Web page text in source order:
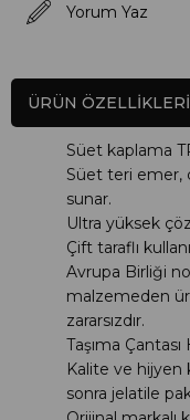
Yorum Yaz
ÜRÜN ÖZELLIKLERI
Süet kaplama
Süet teri emer,
sunar.
Ultra yüksek
Çift taraflı
Avrupa Birliği
malzemeden
zararsızdır.
Taşıma Çantası
Kalite ve hijyen
sonra jelatile